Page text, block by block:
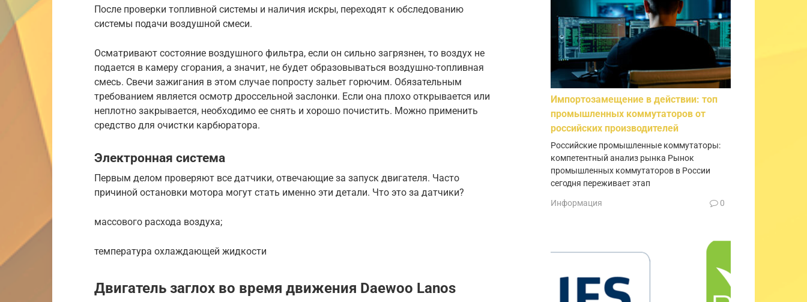
После проверки топливной системы и наличия искры, переходят к обследованию
системы подачи воздушной смеси.
Осматривают состояние воздушного фильтра, если он сильно загрязнен, то воздух не
подается в камеру сгорания, а значит, не будет образовываться воздушно-топливная
смесь. Свечи зажигания в этом случае попросту зальет горючим. Обязательным
требованием является осмотр дроссельной заслонки. Если она плохо открывается или
неплотно закрывается, необходимо ее снять и хорошо почистить. Можно применить
средство для очистки карбюратора.
Электронная система
Первым делом проверяют все датчики, отвечающие за запуск двигателя. Часто
причиной остановки мотора могут стать именно эти детали. Что это за датчики?
массового расхода воздуха;
температура охлаждающей жидкости
Двигатель заглох во время движения Daewoo Lanos
Импортозамещение в действии: топ
промышленных коммутаторов от
российских производителей
Российские промышленные коммутаторы:
компетентный анализ рынка Рынок
промышленных коммутаторов в России
сегодня переживает этап
Информация 0